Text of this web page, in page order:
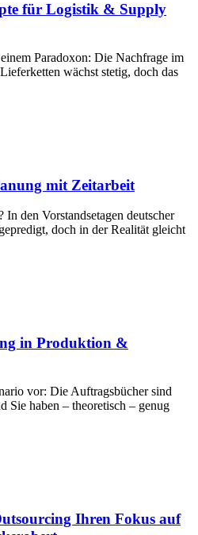
für Logistik & Supply
Paradoxon: Die Nachfrage im
wächst stetig, doch das
mit Zeitarbeit
In den Vorstandsetagen deutscher
doch in der Realität gleicht
in Produktion &
vor: Die Auftragsbücher sind
Sie haben – theoretisch – genug
Ihren Fokus auf